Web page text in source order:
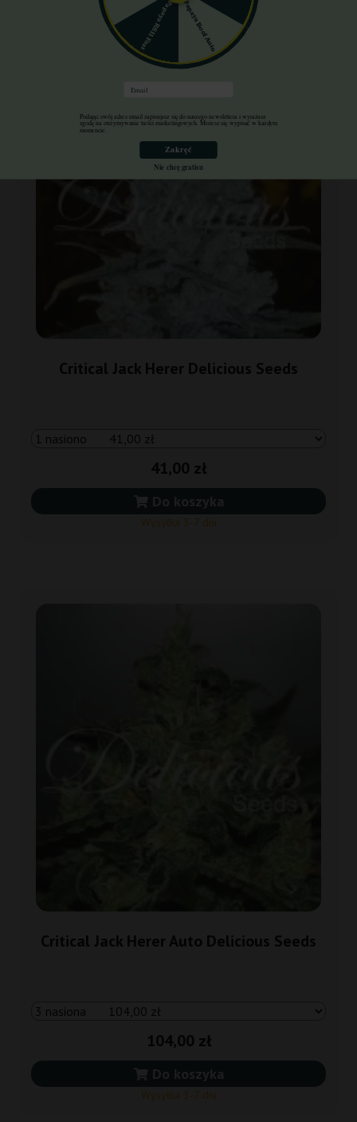
Critical Jack Herer Delicious Seeds
41,00 zł
Do koszyka
Wysyłka 3-7 dni
Critical Jack Herer Auto Delicious Seeds
104,00 zł
Do koszyka
Wysyłka 3-7 dni
Papaya Boof Auto
Papaya RS11 Fast
Email
Podając swój adres email zapisujesz się do naszego newslettera i wyrażasz
zgodę na otrzymywanie treści marketingowych. Możesz się wypisać w każdym
momencie.
Zakręć
Nie chcę gratisu